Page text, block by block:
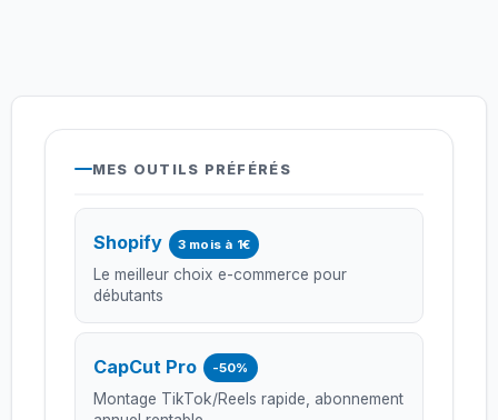
MES OUTILS PRÉFÉRÉS
Shopify 3 mois à 1€
Le meilleur choix e-commerce pour
débutants
CapCut Pro -50%
Montage TikTok/Reels rapide, abonnement